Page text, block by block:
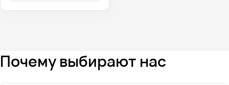
Почему выбирают нас